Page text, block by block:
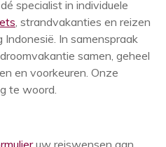
specialist in individuele
, strandvakanties en reizen
In samenspraak
samen, geheel
en voorkeuren. Onze
te woord.
uw reiswensen aan